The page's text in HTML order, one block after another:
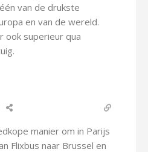
van de drukste
en van de wereld.
ook superieur qua
manier om in Parijs
Flixbus naar Brussel en